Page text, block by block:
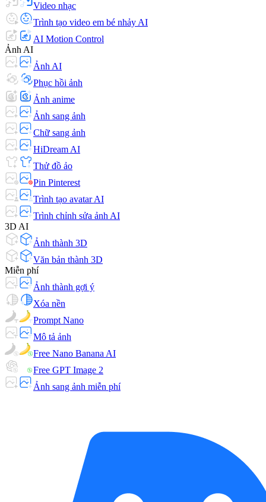
Video nhạc
Trình tạo video em bé nhảy AI
AI Motion Control
Ảnh AI
Ảnh AI
Phục hồi ảnh
Ảnh anime
Ảnh sang ảnh
Chữ sang ảnh
HiDream AI
Thử đồ ảo
Pin Pinterest
Trình tạo avatar AI
Trình chỉnh sửa ảnh AI
3D AI
Ảnh thành 3D
Văn bản thành 3D
Miễn phí
Ảnh thành gợi ý
Xóa nền
Prompt Nano
Mô tả ảnh
Free Nano Banana AI
Free GPT Image 2
Ảnh sang ảnh miễn phí